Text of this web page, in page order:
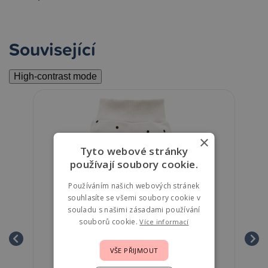
Související
High-contrast mode
×
Tyto webové stránky
používají soubory cookie.
Používáním našich webových stránek
souhlasíte se všemi soubory cookie v
souladu s našimi zásadami používání
souborů cookie.Více informací
VŠE PŘIJMOUT